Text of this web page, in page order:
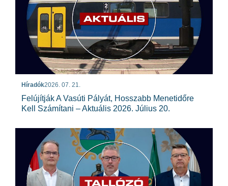
Híradók2026. 07. 21.
Felújítják A Vasúti Pályát, Hosszabb Menetidőre
Kell Számítani – Aktuális 2026. Július 20.